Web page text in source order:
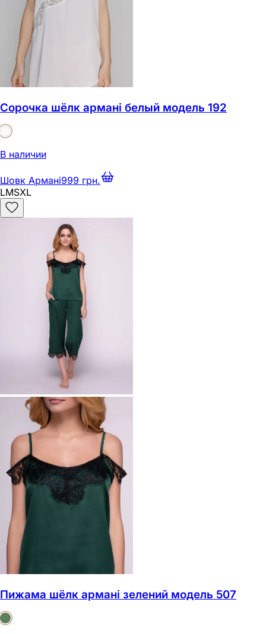
Сорочка шёлк армані белый модель 192
В наличии
Шовк Армані999 грн.
LMSXL
Пижама шёлк армані зелений модель 507